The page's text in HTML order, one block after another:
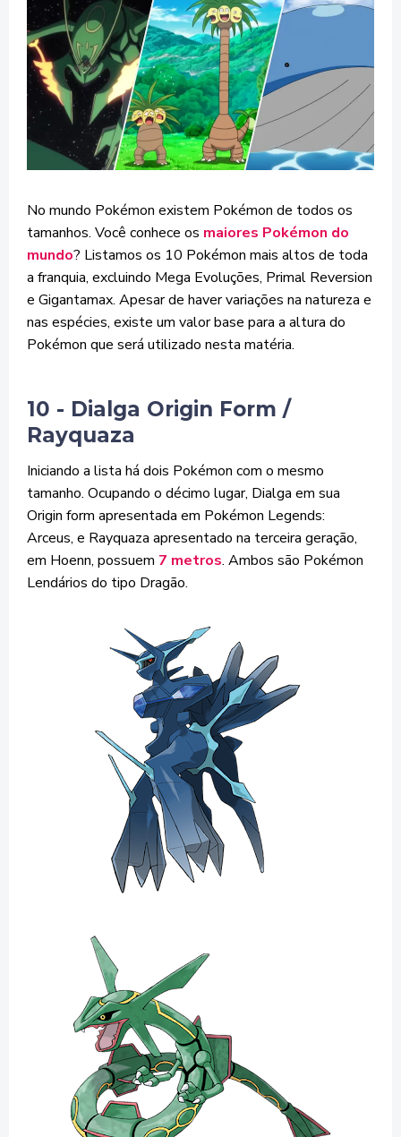
No mundo Pokémon existem Pokémon de todos os
tamanhos. Você conhece os maiores Pokémon do
mundo? Listamos os 10 Pokémon mais altos de toda
a franquia, excluindo Mega Evoluções, Primal Reversion
e Gigantamax. Apesar de haver variações na natureza e
nas espécies, existe um valor base para a altura do
Pokémon que será utilizado nesta matéria.
10 - Dialga Origin Form /
Rayquaza
Iniciando a lista há dois Pokémon com o mesmo
tamanho. Ocupando o décimo lugar, Dialga em sua
Origin form apresentada em Pokémon Legends:
Arceus, e Rayquaza apresentado na terceira geração,
em Hoenn, possuem 7 metros. Ambos são Pokémon
Lendários do tipo Dragão.